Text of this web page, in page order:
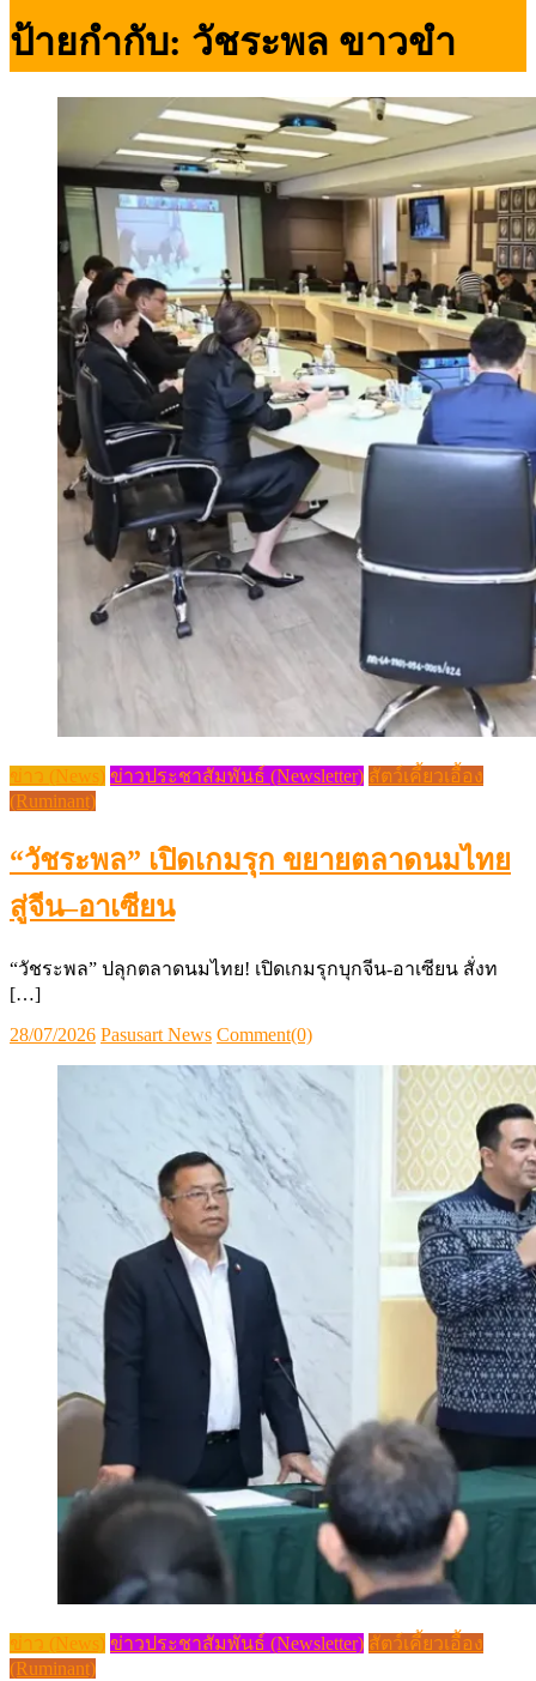
ป้ายกำกับ: วัชระพล ขาวขำ
ข่าว (News) ข่าวประชาสัมพันธ์ (Newsletter) สัตว์เคี้ยวเอื้อง
(Ruminant)
“วัชระพล” เปิดเกมรุก ขยายตลาดนมไทย
สู่จีน–อาเซียน
“วัชระพล” ปลุกตลาดนมไทย! เปิดเกมรุกบุกจีน-อาเซียน สั่งท
[…]
Posted
28/07/2026 Author
Pasusart News Comment(0)
ข่าว (News) ข่าวประชาสัมพันธ์ (Newsletter) สัตว์เคี้ยวเอื้อง
(Ruminant)